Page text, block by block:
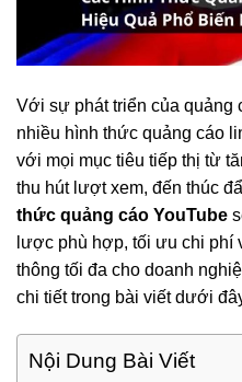
Với sự phát triển của quảng
nhiều hình thức quảng cáo
với mọi mục tiêu tiếp thị từ
thu hút lượt xem, đến thúc
thức quảng cáo YouTube
lược phù hợp, tối ưu chi phí
thông tối đa cho doanh
chi tiết trong bài viết dưới
Nội Dung Bài Viết